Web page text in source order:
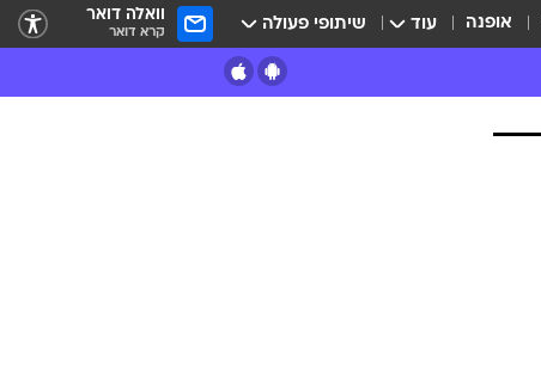
אופנה עוד שיתופי פעולה וואלה דואר
קרא דואר